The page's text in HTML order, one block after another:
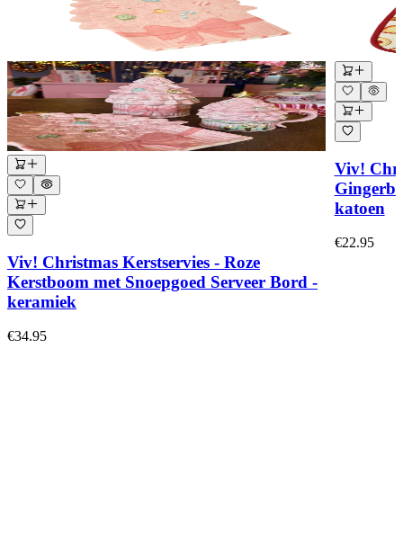
Viv! Christmas Kerstservies - Roze
Kerstboom met Snoepgoed Serveer Bord -
keramiek
€34.95
Viv!
katoen
€22.95